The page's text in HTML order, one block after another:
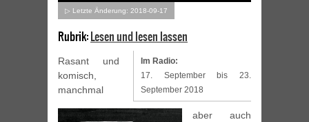
▷ Letzte Änderung: 2018-09-17
Rubrik:Lesen und lesen lassen
Im Radio:
17. September bis 23.
September 2018
Rasant und
komisch,
manchmal
aber auch